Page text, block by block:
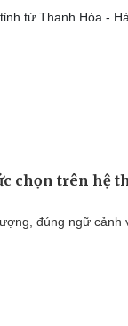
từ Thanh Hóa -
chọn trên hệ
đúng ngữ cảnh